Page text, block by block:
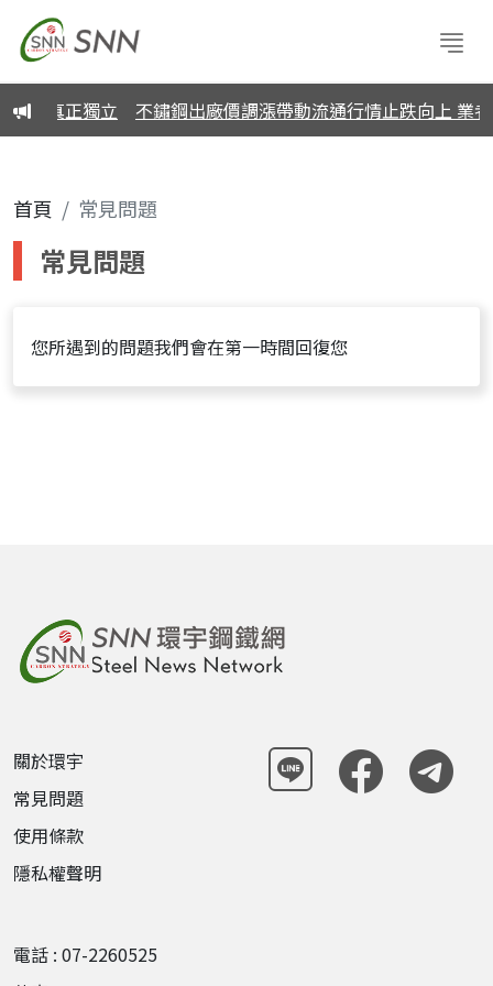
得真正獨立 不鏽鋼出廠價調漲帶動流通行情止跌向上 業
首頁 常見問題
常見問題
您所遇到的問題我們會在第一時間回復您
關於環宇
常見問題
使用條款
隱私權聲明
電話 : 07-2260525